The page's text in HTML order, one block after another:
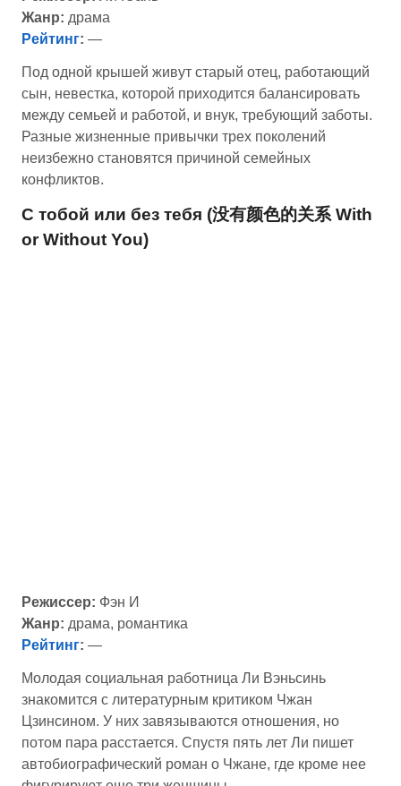
Жанр: драма
Рейтинг: —
Под одной крышей живут старый отец, работающий
сын, невестка, которой приходится балансировать
между семьей и работой, и внук, требующий заботы.
Разные жизненные привычки трех поколений
неизбежно становятся причиной семейных
конфликтов.
С тобой или без тебя (没有颜色的关系 With
or Without You)
Режиссер: Фэн И
Жанр: драма, романтика
Рейтинг: —
Молодая социальная работница Ли Вэньсинь
знакомится с литературным критиком Чжан
Цзинсином. У них завязываются отношения, но
потом пара расстается. Спустя пять лет Ли пишет
автобиографический роман о Чжане, где кроме нее